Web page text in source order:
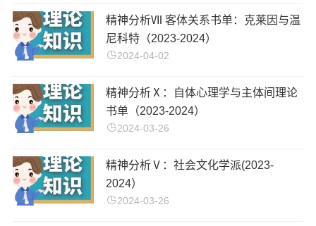
精神分析Ⅶ 客体关系书单：克莱因与温
尼科特（2023-2024）
2024-04-02
精神分析Ⅹ：自体心理学与主体间理论
书单（2023-2024）
2024-03-26
精神分析Ⅴ：社会文化学派(2023-
2024）
2024-03-26